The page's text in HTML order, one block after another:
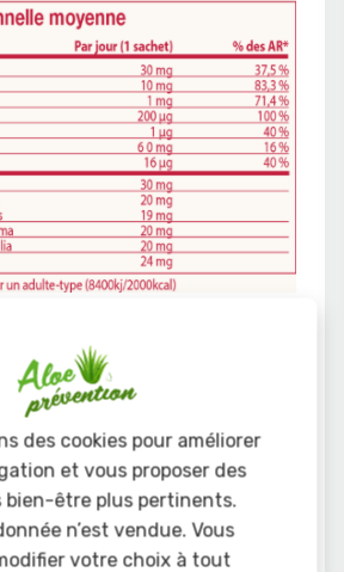
Avis
2025 –
disent
des cookies pour améliorer
et vous proposer des
bien-être plus pertinents.
n’est vendue. Vous
votre choix à tout